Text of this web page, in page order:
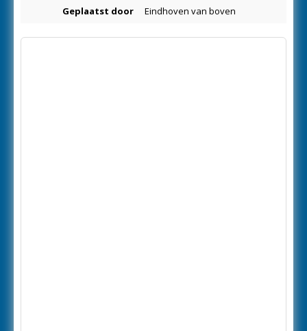
Geplaatst door Eindhoven van boven